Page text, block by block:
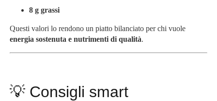
8 g grassi
Questi valori lo rendono un piatto bilanciato per chi vuole
energia sostenuta e nutrimenti di qualità.
💡 Consigli smart